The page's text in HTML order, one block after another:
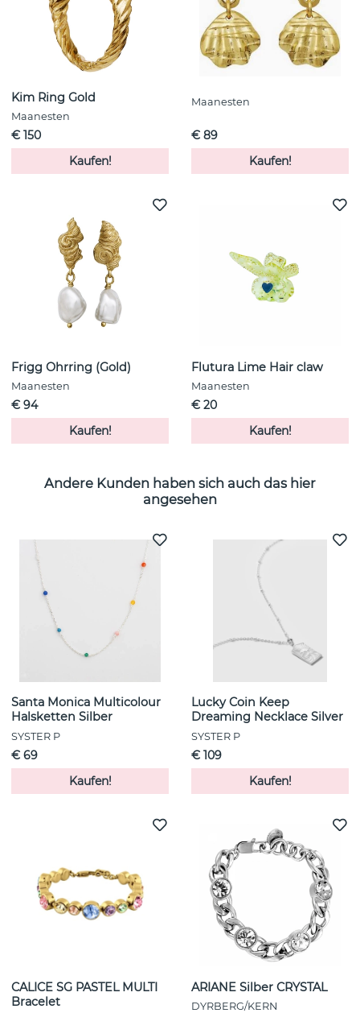
Kim Ring Gold
Maanesten
€ 150
Kaufen!
Maanesten
€ 89
Kaufen!
Frigg Ohrring (Gold)
Maanesten
€ 94
Kaufen!
Flutura Lime Hair claw
Maanesten
€ 20
Kaufen!
Andere Kunden haben sich auch das hier
angesehen
Santa Monica Multicolour
Halsketten Silber
SYSTER P
€ 69
Kaufen!
Lucky Coin Keep
Dreaming Necklace Silver
SYSTER P
€ 109
Kaufen!
CALICE SG PASTEL MULTI
Bracelet
ARIANE Silber CRYSTAL
DYRBERG/KERN